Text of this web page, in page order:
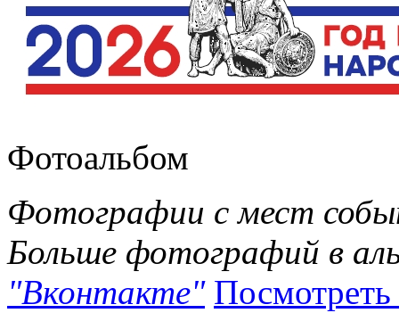
Фотоальбом
Фотографии с мест
Больше фотографий в
"Вконтакте" Посмотреть